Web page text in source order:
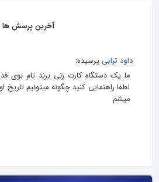
آخرین پرسش ها
داود ترابی پرسیده:
ما یک دستگاه کارت زنی برند تام بوی
لطفا راهنمایی کنید چگونه میتونیم تاریخ
میشم